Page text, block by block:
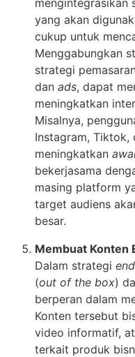
yang akan
cukup untuk
Menggabungkan
strategi
dan ads, dapat
meningkatkan
Misalnya,
Instagram, Tiktok,
meningkatkan
bekerjasama
masing platform
target audiens
besar.
Membuat Konten
Dalam strategi
(out of the box)
berperan dalam
Konten tersebut
video informatif,
terkait produk